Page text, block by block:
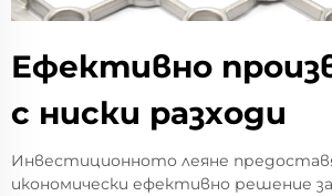
Ефективно
с ниски разходи
Инвестиционното леяне
икономически ефективно решение за